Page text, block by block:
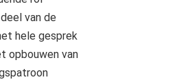
van de
hele gesprek
opbouwen van